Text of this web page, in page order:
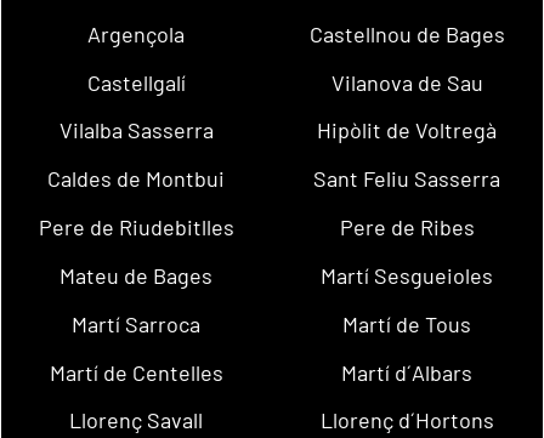
Argençola
Castellnou de Bages
Castellgalí
Vilanova de Sau
Vilalba Sasserra
Hipòlit de Voltregà
Caldes de Montbui
Sant Feliu Sasserra
Pere de Riudebitlles
Pere de Ribes
Mateu de Bages
Martí Sesgueioles
Martí Sarroca
Martí de Tous
Martí de Centelles
Martí d´Albars
Llorenç Savall
Llorenç d´Hortons